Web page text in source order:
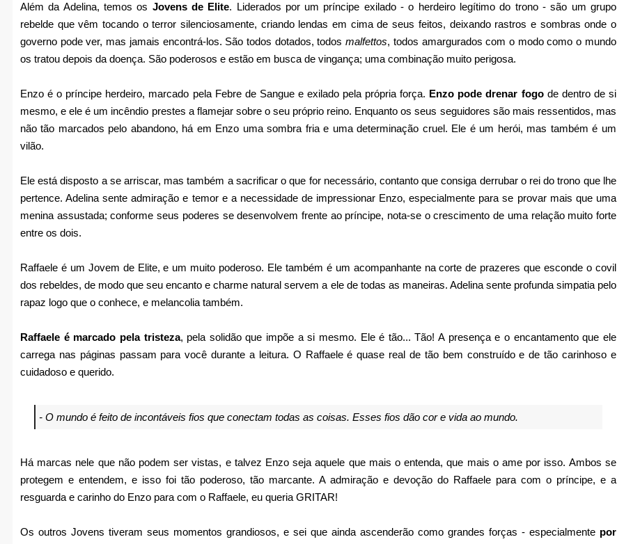
Além da Adelina, temos os Jovens de Elite. Liderados por um príncipe exilado - o herdeiro legítimo do trono - são um grupo
rebelde que vêm tocando o terror silenciosamente, criando lendas em cima de seus feitos, deixando rastros e sombras onde o
governo pode ver, mas jamais encontrá-los. São todos dotados, todosmalfettos, todos amargurados com o modo como o mundo
os tratou depois da doença. São poderosos e estão em busca de vingança; uma combinação muito perigosa.
Enzo é o príncipe herdeiro, marcado pela Febre de Sangue e exilado pela própria força. Enzo pode drenar fogo de dentro de si
mesmo, e ele é um incêndio prestes a flamejar sobre o seu próprio reino. Enquanto os seus seguidores são mais ressentidos, mas
não tão marcados pelo abandono, há em Enzo uma sombra fria e uma determinação cruel. Ele é um herói, mas também é um
vilão.
Ele está disposto a se arriscar, mas também a sacrificar o que for necessário, contanto que consiga derrubar o rei do trono que lhe
pertence. Adelina sente admiração e temor e a necessidade de impressionar Enzo, especialmente para se provar mais que uma
menina assustada; conforme seus poderes se desenvolvem frente ao príncipe, nota-se o crescimento de uma relação muito forte
entre os dois.
Raffaele é um Jovem de Elite, e um muito poderoso. Ele também é um acompanhante na corte de prazeres que esconde o covil
dos rebeldes, de modo que seu encanto e charme natural servem a ele de todas as maneiras. Adelina sente profunda simpatia pelo
rapaz logo que o conhece, e melancolia também.
Raffaele é marcado pela tristeza, pela solidão que impõe a si mesmo. Ele é tão... Tão! A presença e o encantamento que ele
carrega nas páginas passam para você durante a leitura. O Raffaele é quase real de tão bem construído e de tão carinhoso e
cuidadoso e querido.
- O mundo é feito de incontáveis fios que conectam todas as coisas. Esses fios dão cor e vida ao mundo.
Há marcas nele que não podem ser vistas, e talvez Enzo seja aquele que mais o entenda, que mais o ame por isso. Ambos se
protegem e entendem, e isso foi tão poderoso, tão marcante. A admiração e devoção do Raffaele para com o príncipe, e a
resguarda e carinho do Enzo para com o Raffaele, eu queria GRITAR!
Os outros Jovens tiveram seus momentos grandiosos, e sei que ainda ascenderão como grandes forças - especialmente por